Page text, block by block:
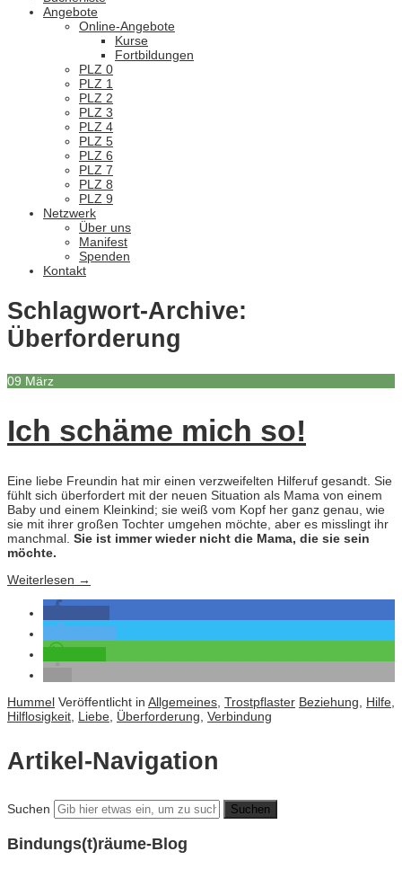
Angebote
Online-Angebote
Kurse
Fortbildungen
PLZ 0
PLZ 1
PLZ 2
PLZ 3
PLZ 4
PLZ 5
PLZ 6
PLZ 7
PLZ 8
PLZ 9
Netzwerk
Über uns
Manifest
Spenden
Kontakt
Schlagwort-Archive:
Überforderung
09 März
Ich schäme mich so!
Eine liebe Freundin hat mir einen verzweifelten Hilferuf gesandt. Sie
fühlt sich überfordert mit der neuen Situation als Mama von einem
Baby und einem Kleinkind; sie weiß vom Kopf her ganz genau, wie
sie mit ihrer großen Tochter umgehen möchte, aber es misslingt ihr
manchmal. Sie ist immer wieder nicht die Mama, die sie sein
möchte.
Weiterlesen →
Hummel Veröffentlicht in Allgemeines, Trostpflaster Beziehung, Hilfe,
Hilflosigkeit, Liebe, Überforderung, Verbindung
Artikel-Navigation
Suchen
Bindungs(t)räume-Blog